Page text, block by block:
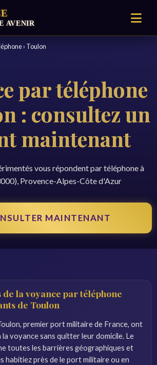
› Toulon
par téléphone
: consultez un
maintenant
vous répondent par téléphone à
Provence-Alpes-Côte d'Azur
MAINTENANT
de la voyance par téléphone
de Toulon
premier port militaire de France, ont
la voyance sans quitter leur domicile. Le
toutes les barrières géographiques et
habitiez près de le port militaire ou en